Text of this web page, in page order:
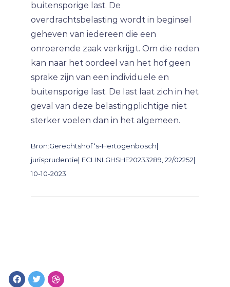
buitensporige last. De
overdrachtsbelasting wordt in beginsel
geheven van iedereen die een
onroerende zaak verkrijgt. Om die reden
kan naar het oordeel van het hof geen
sprake zijn van een individuele en
buitensporige last. De last laat zich in het
geval van deze belastingplichtige niet
sterker voelen dan in het algemeen.
Bron:Gerechtshof ‘s-Hertogenbosch|
jurisprudentie| ECLINLGHSHE20233289, 22/02252|
10-10-2023